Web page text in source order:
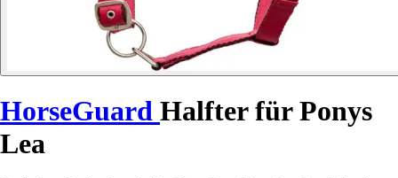
HorseGuard Halfter für Ponys
Lea